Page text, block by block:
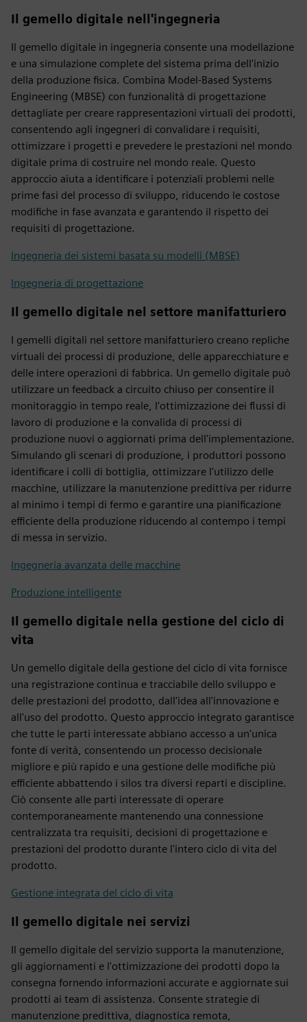
Il gemello digitale nell'ingegneria
Il gemello digitale in ingegneria consente una modellazione
e una simulazione complete del sistema prima dell'inizio
della produzione fisica. Combina Model-Based Systems
Engineering (MBSE) con funzionalità di progettazione
dettagliate per creare rappresentazioni virtuali dei prodotti,
consentendo agli ingegneri di convalidare i requisiti,
ottimizzare i progetti e prevedere le prestazioni nel mondo
digitale prima di costruire nel mondo reale. Questo
approccio aiuta a identificare i potenziali problemi nelle
prime fasi del processo di sviluppo, riducendo le costose
modifiche in fase avanzata e garantendo il rispetto dei
requisiti di progettazione.
Ingegneria dei sistemi basata su modelli (MBSE)
Ingegneria di progettazione
Il gemello digitale nel settore manifatturiero
I gemelli digitali nel settore manifatturiero creano repliche
virtuali dei processi di produzione, delle apparecchiature e
delle intere operazioni di fabbrica. Un gemello digitale può
utilizzare un feedback a circuito chiuso per consentire il
monitoraggio in tempo reale, l'ottimizzazione dei flussi di
lavoro di produzione e la convalida di processi di
produzione nuovi o aggiornati prima dell'implementazione.
Simulando gli scenari di produzione, i produttori possono
identificare i colli di bottiglia, ottimizzare l'utilizzo delle
macchine, utilizzare la manutenzione predittiva per ridurre
al minimo i tempi di fermo e garantire una pianificazione
efficiente della produzione riducendo al contempo i tempi
di messa in servizio.
Ingegneria avanzata delle macchine
Produzione intelligente
Il gemello digitale nella gestione del ciclo di
vita
Un gemello digitale della gestione del ciclo di vita fornisce
una registrazione continua e tracciabile dello sviluppo e
delle prestazioni del prodotto, dall'idea all'innovazione e
all'uso del prodotto. Questo approccio integrato garantisce
che tutte le parti interessate abbiano accesso a un'unica
fonte di verità, consentendo un processo decisionale
migliore e più rapido e una gestione delle modifiche più
efficiente abbattendo i silos tra diversi reparti e discipline.
Ciò consente alle parti interessate di operare
contemporaneamente mantenendo una connessione
centralizzata tra requisiti, decisioni di progettazione e
prestazioni del prodotto durante l'intero ciclo di vita del
prodotto.
Gestione integrata del ciclo di vita
Il gemello digitale nei servizi
Il gemello digitale del servizio supporta la manutenzione,
gli aggiornamenti e l'ottimizzazione dei prodotti dopo la
consegna fornendo informazioni accurate e aggiornate sui
prodotti ai team di assistenza. Consente strategie di
manutenzione predittiva, diagnostica remota,